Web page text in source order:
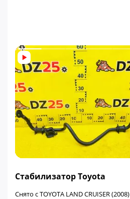
Стабилизатор Toyota
Снято с TOYOTA LAND CRUISER (2008)